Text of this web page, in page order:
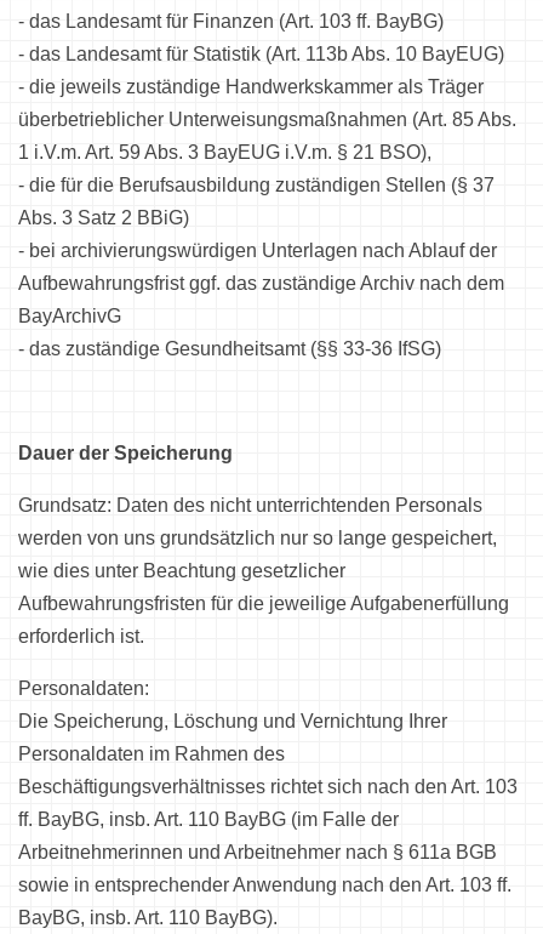
- das Landesamt für Finanzen (Art. 103 ff. BayBG)
- das Landesamt für Statistik (Art. 113b Abs. 10 BayEUG)
- die jeweils zuständige Handwerkskammer als Träger
überbetrieblicher Unterweisungsmaßnahmen (Art. 85 Abs.
1 i.V.m. Art. 59 Abs. 3 BayEUG i.V.m. § 21 BSO),
- die für die Berufsausbildung zuständigen Stellen (§ 37
Abs. 3 Satz 2 BBiG)
- bei archivierungswürdigen Unterlagen nach Ablauf der
Aufbewahrungsfrist ggf. das zuständige Archiv nach dem
BayArchivG
- das zuständige Gesundheitsamt (§§ 33-36 IfSG)
Dauer der Speicherung
Grundsatz: Daten des nicht unterrichtenden Personals
werden von uns grundsätzlich nur so lange gespeichert,
wie dies unter Beachtung gesetzlicher
Aufbewahrungsfristen für die jeweilige Aufgabenerfüllung
erforderlich ist.
Personaldaten:
Die Speicherung, Löschung und Vernichtung Ihrer
Personaldaten im Rahmen des
Beschäftigungsverhältnisses richtet sich nach den Art. 103
ff. BayBG, insb. Art. 110 BayBG (im Falle der
Arbeitnehmerinnen und Arbeitnehmer nach § 611a BGB
sowie in entsprechender Anwendung nach den Art. 103 ff.
BayBG, insb. Art. 110 BayBG).